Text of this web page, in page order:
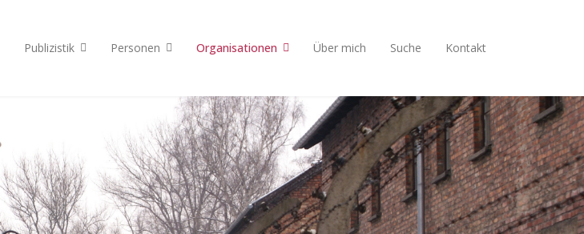
Publizistik Personen Organisationen Über mich Suche Kontakt